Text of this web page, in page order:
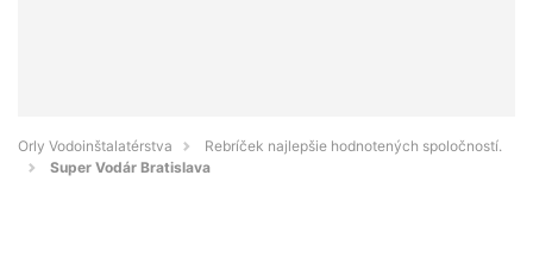
Orly Vodoinštalatérstva
Rebríček najlepšie hodnotených spoločností.
Super Vodár Bratislava